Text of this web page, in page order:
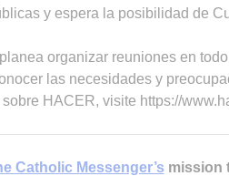
y espera la posibilidad de
organizar reuniones en
las necesidades y
HACER, visite https://
Catholic Messenger’s mission